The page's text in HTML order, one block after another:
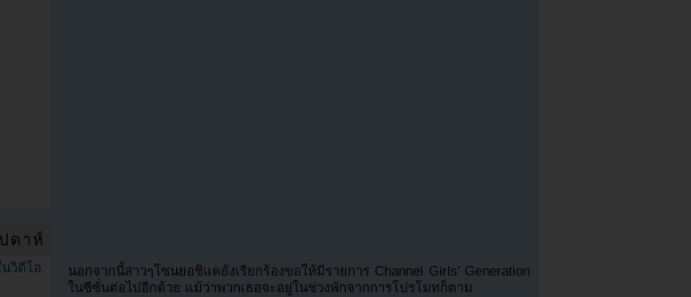
นอกจากนี้สาวๆโซนยอชิแดยังเรียกร้องขอให้มีรายการ Channel Girls’ Generation
ในซีซั่นต่อไปอีกด้วย แม้ว่าพวกเธอจะอยู่ในช่วงพักจากการโปรโมทก็ตาม
ดาห์
วิดีโอ